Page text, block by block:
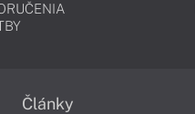
Články